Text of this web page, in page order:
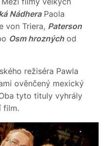
NádheraPaola
von Triera, Paterson
Osm hroznýchod
režiséra Pawla
ověnčený mexický
tyto tituly vyhrály
film.